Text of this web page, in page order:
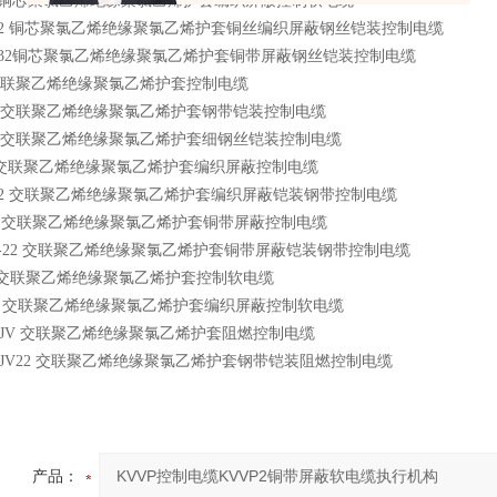
铜芯聚氯乙烯绝缘聚氯乙烯护套铜丝编织屏蔽钢丝铠装控制电缆
铜芯聚氯乙烯绝缘聚氯乙烯护套铜带屏蔽钢丝铠装控制电缆
聚乙烯绝缘聚氯乙烯护套控制电缆
联聚乙烯绝缘聚氯乙烯护套钢带铠装控制电缆
联聚乙烯绝缘聚氯乙烯护套细钢丝铠装控制电缆
联聚乙烯绝缘聚氯乙烯护套编织屏蔽控制电缆
交联聚乙烯绝缘聚氯乙烯护套编织屏蔽铠装钢带控制电缆
交联聚乙烯绝缘聚氯乙烯护套铜带屏蔽控制电缆
交联聚乙烯绝缘聚氯乙烯护套铜带屏蔽铠装钢带控制电缆
联聚乙烯绝缘聚氯乙烯护套控制软电缆
交联聚乙烯绝缘聚氯乙烯护套编织屏蔽控制软电缆
交联聚乙烯绝缘聚氯乙烯护套阻燃控制电缆
交联聚乙烯绝缘聚氯乙烯护套钢带铠装阻燃控制电缆
产品：